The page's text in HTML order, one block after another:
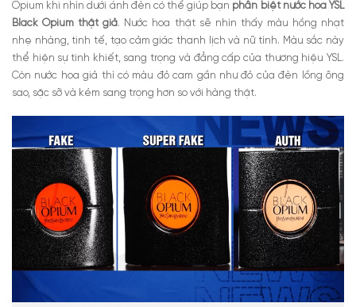
Opium khi nhìn dưới ánh đèn có thể giúp bạn phân biệt nước hoa YSL
Black Opium thật giả. Nước hoa thật sẽ nhìn thấy màu hồng nhạt
nhẹ nhàng, tinh tế, tạo cảm giác thanh lịch và nữ tính. Màu sắc này
thể hiện sự tinh khiết, sang trọng và đẳng cấp của thương hiệu YSL.
Còn nước hoa giả thì có màu đỏ cam gần như đỏ của đèn lồng ông
sao, sặc sỡ và kém sang trọng hơn so với hàng thật.